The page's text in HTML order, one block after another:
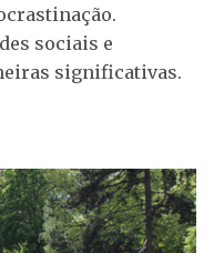
sociais e
significativas.